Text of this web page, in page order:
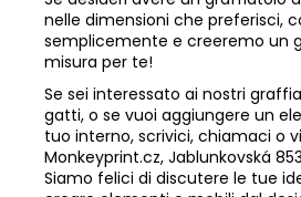
nelle dimensioni che preferisci,
semplicemente e creeremo un
misura per te!
Se sei interessato ai nostri
gatti, o se vuoi aggiungere un
tuo interno, scrivici, chiamaci o
Monkeyprint.cz, Jablunkovská
Siamo felici di discutere le tue